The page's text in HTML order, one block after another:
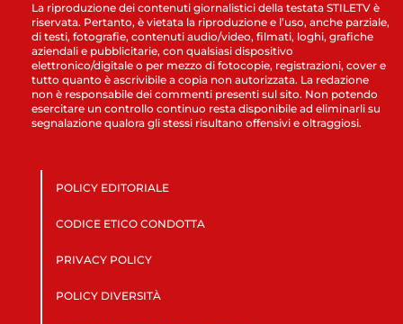
La riproduzione dei contenuti giornalistici della testata STILETV è
riservata. Pertanto, è vietata la riproduzione e l’uso, anche parziale,
di testi, fotografie, contenuti audio/video, filmati, loghi, grafiche
aziendali e pubblicitarie, con qualsiasi dispositivo
elettronico/digitale o per mezzo di fotocopie, registrazioni, cover e
tutto quanto è ascrivibile a copia non autorizzata. La redazione
non è responsabile dei commenti presenti sul sito. Non potendo
esercitare un controllo continuo resta disponibile ad eliminarli su
segnalazione qualora gli stessi risultano offensivi e oltraggiosi.
POLICY EDITORIALE
CODICE ETICO CONDOTTA
PRIVACY POLICY
POLICY DIVERSITÀ